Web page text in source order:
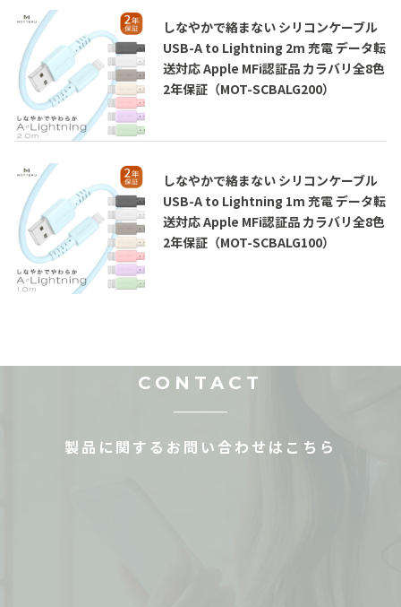
しなやかで絡まない シリコンケーブル
USB-A to Lightning 2m 充電 データ転
送対応 Apple MFi認証品 カラバリ全8色
2年保証（MOT-SCBALG200）
しなやかで絡まない シリコンケーブル
USB-A to Lightning 1m 充電 データ転
送対応 Apple MFi認証品 カラバリ全8色
2年保証（MOT-SCBALG100）
CONTACT
製品に関するお問い合わせはこちら